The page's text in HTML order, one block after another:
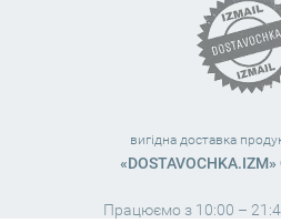
вигідна доставка
Працюємо з 10:00 –